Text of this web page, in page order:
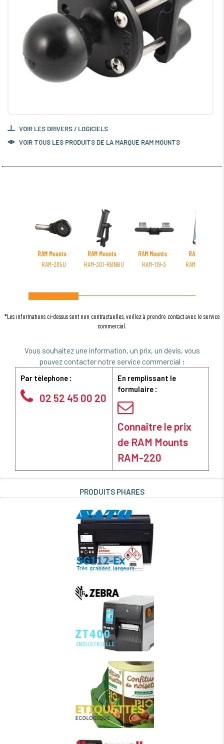
VOIR LES DRIVERS / LOGICIELS
VOIR TOUS LES PRODUITS DE LA MARQUE RAM MOUNTS
RAM Mounts-
RAM-285U
RAM Mounts-
RAM-301-RBNBU
RAM Mounts-
RAM-119-3
RAM Mounts
RAM-GDS-SKIN-
*Les informations ci-dessus sont non contractuelles, veillez à prendre contact avec le service
commercial.
Vous souhaitez une information, un prix, un devis, vous
pouvez contacter notre service commercial :
Par télephone :
02 52 45 00 20
En remplissant le
formulaire :
Connaître le prix
de RAM Mounts
RAM-220
PRODUITS PHARES